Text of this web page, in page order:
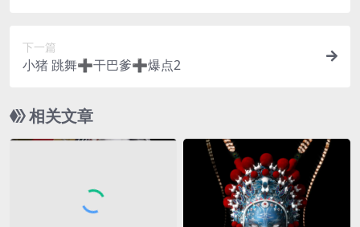
下一篇
小猪 跳舞➕干巴爹➕爆点2
相关文章